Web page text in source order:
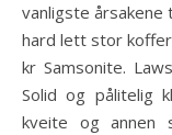
vanligste årsakene
hard lett stor
kr Samsonite.
Solid og pålitelig
kveite og annen